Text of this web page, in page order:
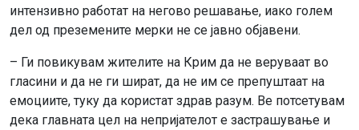
интензивно работат на негово решавање, иако голем
дел од преземените мерки не се јавно објавени.
– Ги повикувам жителите на Крим да не веруваат во
гласини и да не ги шират, да не им се препуштаат на
емоциите, туку да користат здрав разум. Ве потсетувам
дека главната цел на непријателот е застрашување и